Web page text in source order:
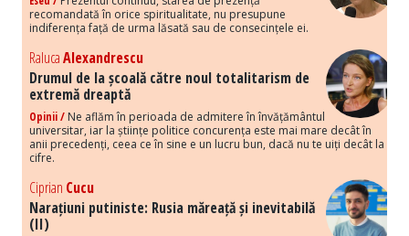
recomandată în orice spiritualitate, nu presupune
indiferența față de urma lăsată sau de consecințele ei.
RalucaAlexandrescu
Drumul de la școală către noul totalitarism de
extremă dreaptă
Opinii / Ne aflăm în perioada de admitere în învățământul
universitar, iar la științe politice concurența este mai mare decât în
anii precedenți, ceea ce în sine e un lucru bun, dacă nu te uiți decât la
cifre.
Ciprian Cucu
Narațiuni putiniste: Rusia măreață și inevitabilă
(II)